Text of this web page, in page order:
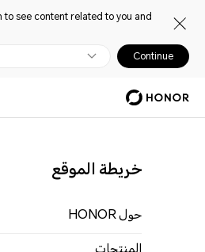
see content related to you and
Continue
خريطة الموقع
حول HONOR